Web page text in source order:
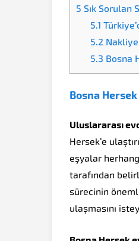
5 Sık Sorulan
5.1
5.2
5.3 Bosna
Bosna
Uluslararası
Hersek’e
eşyalar
tarafından
sürecinin
ulaşmasını